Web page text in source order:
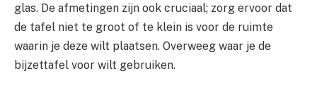
glas. De afmetingen zijn ook cruciaal; zorg ervoor dat
de tafel niet te groot of te klein is voor de ruimte
waarin je deze wilt plaatsen. Overweeg waar je de
bijzettafel voor wilt gebruiken.